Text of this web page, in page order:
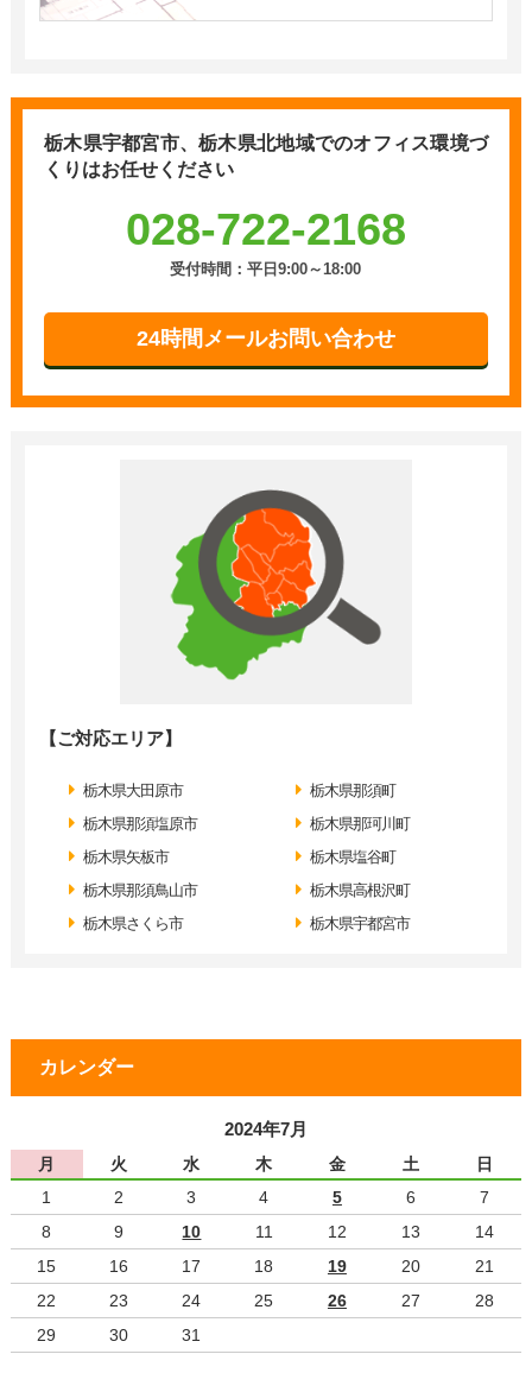
栃木県宇都宮市、栃木県北地域でのオフィス環境づ
くりはお任せください
028-722-2168
受付時間：平日9:00～18:00
24時間メールお問い合わせ
【ご対応エリア】
栃木県大田原市
栃木県那須塩原市
栃木県矢板市
栃木県那須鳥山市
栃木県さくら市
栃木県那須町
栃木県那珂川町
栃木県塩谷町
栃木県高根沢町
栃木県宇都宮市
カレンダー
2024年7月
月 火 水 木 金 土
日
1
2 3 4 5 6
7
8
9 10 11 12 13
14
15
16 17 18 19 20
21
22
23 24 25 26 27
28
29
30 31